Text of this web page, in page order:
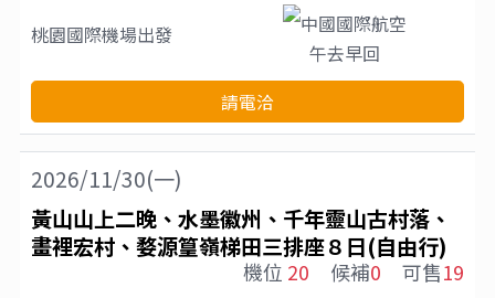
桃園國際機場出發
中國國際航空
午去早回
請電洽
2026/11/30(一)
黃山山上二晚、水墨徽州、千年靈山古村落、
畫裡宏村、婺源篁嶺梯田三排座８日(自由行)
機位 20 候補0 可售19